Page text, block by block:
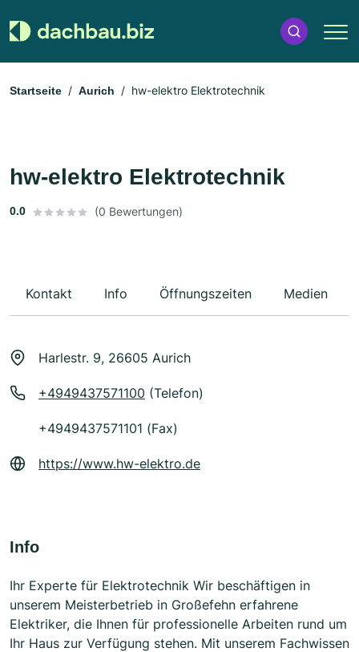
Startseite Aurich hw-elektro Elektrotechnik
hw-elektro Elektrotechnik
0.0 (0 Bewertungen)
Kontakt Info Öffnungszeiten Medien
Harlestr. 9, 26605 Aurich
+4949437571100 (Telefon)
+4949437571101 (Fax)
https://www.hw-elektro.de
Info
Ihr Experte für Elektrotechnik Wir beschäftigen in
unserem Meisterbetrieb in Großefehn erfahrene
Elektriker, die Ihnen für professionelle Arbeiten rund um
Ihr Haus zur Verfügung stehen. Mit unserem Fachwissen